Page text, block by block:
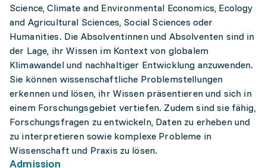
Science, Climate and Environmental Economics, Ecology
and Agricultural Sciences, Social Sciences oder
Humanities. Die Absolventinnen und Absolventen sind in
der Lage, ihr Wissen im Kontext von globalem
Klimawandel und nachhaltiger Entwicklung anzuwenden.
Sie können wissenschaftliche Problemstellungen
erkennen und lösen, ihr Wissen präsentieren und sich in
einem Forschungsgebiet vertiefen. Zudem sind sie fähig,
Forschungsfragen zu entwickeln, Daten zu erheben und
zu interpretieren sowie komplexe Probleme in
Wissenschaft und Praxis zu lösen.
Admission